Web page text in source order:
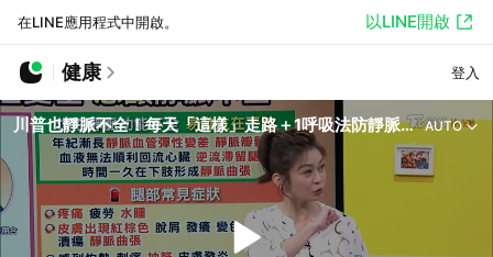
在LINE應用程式中開啟。 以LINE開啟
健康 登入
川普也靜脈不全！每天「這樣」走路＋1呼吸法防靜脈曲張！坐著也能防猝死 AUTO